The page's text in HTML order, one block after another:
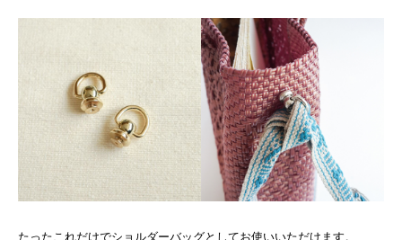
たったこれだけでショルダーバッグとしてお使いいただけます。